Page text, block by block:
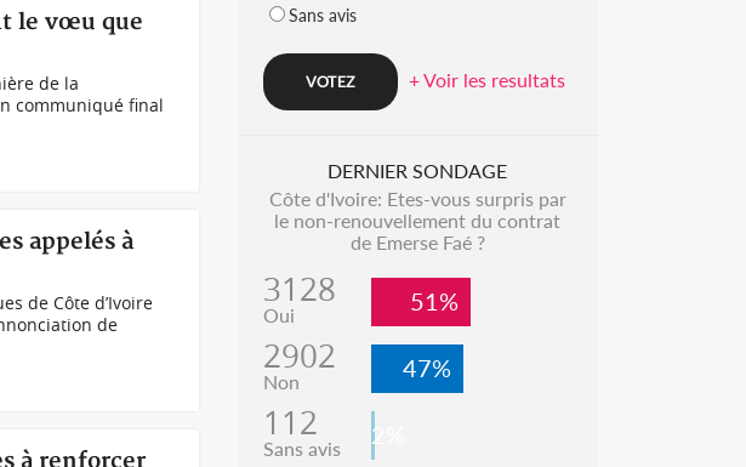
le vœu que
de la
communiqué final
appelés à
de Côte d’Ivoire
de
Sans avis
+ Voir les resultats
DERNIER SONDAGE
Côte d'Ivoire: Etes-vous surpris par
le non-renouvellement du contrat
de Emerse Faé ?
3128
Oui 51%
2902
Non 47%
112
Sans avis 2%